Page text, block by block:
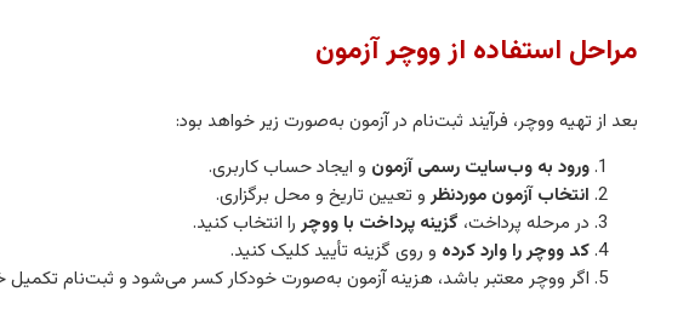
مراحل استفاده از ووچر آزمون
بعد از تهیه ووچر، فرآیند ثبت‌نام در آزمون به‌صورت زیر خواهد بود:
ورود به وب‌سایت رسمی آزمون و ایجاد حساب کاربری.
انتخاب آزمون موردنظرو تعیین تاریخ و محل برگزاری.
در مرحله پرداخت، گزینه پرداخت با ووچررا انتخاب کنید.
کد ووچر را وارد کرده و روی گزینه تأیید کلیک کنید.
اگر ووچر معتبر باشد، هزینه آزمون به‌صورت خودکار کسر می‌شود و ثبت‌نام